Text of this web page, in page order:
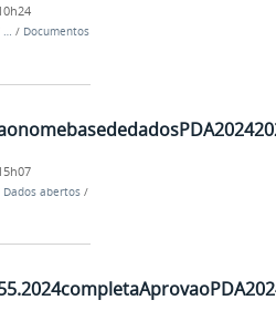
… / Documentos
Dados abertos /